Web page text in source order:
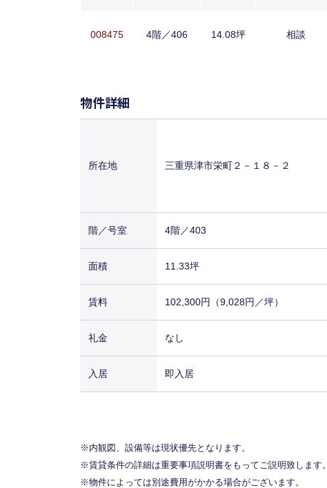
008475 4階／406 14.08坪 相談
物件詳細
所在地 三重県津市栄町２－１８－２
階／号室 4階／403
面積 11.33坪
賃料 102,300円（9,028円／坪）
礼金 なし
入居 即入居
内観図、設備等は現状優先となります。
賃貸条件の詳細は重要事項説明書をもってご説明致します。
物件によっては別途費用がかかる場合がございます。